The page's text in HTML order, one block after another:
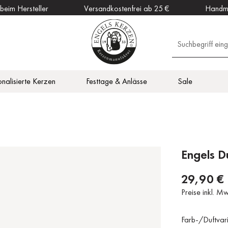
Hersteller Versandkostenfrei ab 25 €
Kerzen Festtage & Anlässe Sale
Engels
29,90 €
Preise inkl.
Farb-/